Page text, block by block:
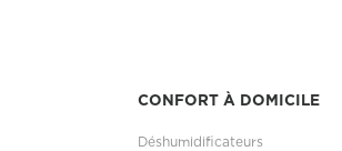
CONFORT À DOMICILE
Déshumidificateurs